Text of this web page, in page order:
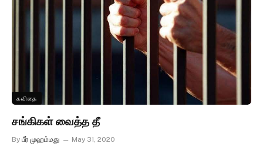
கவிதை
சங்கிகள் வைத்த தீ
By பீர் முஹம்மது May 31, 2020